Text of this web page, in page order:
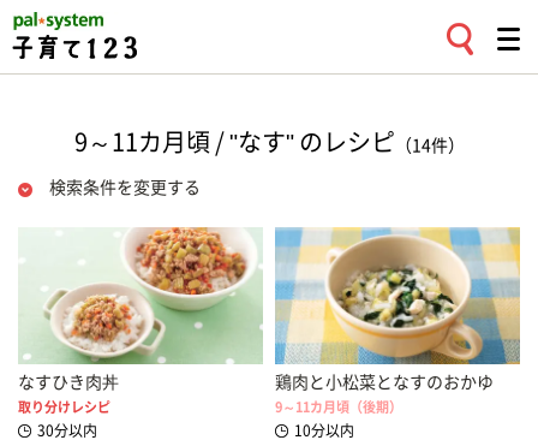
9～11カ月頃 / "なす" のレシピ （14件）
検索条件を変更する
なすひき肉丼
取り分けレシピ
30分以内
鶏肉と小松菜となすのおかゆ
9～11カ月頃（後期）
10分以内